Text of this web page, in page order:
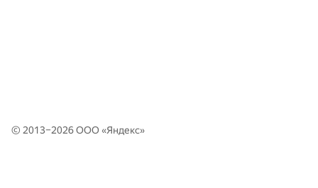
© 2013–2026 ООО «Яндекс»